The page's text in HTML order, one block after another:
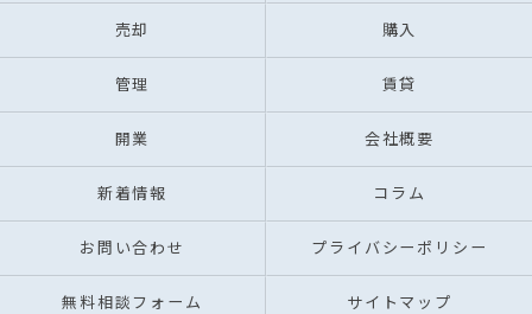
売却 購入
管理 賃貸
開業 会社概要
新着情報 コラム
お問い合わせ プライバシーポリシー
無料相談フォーム サイトマップ